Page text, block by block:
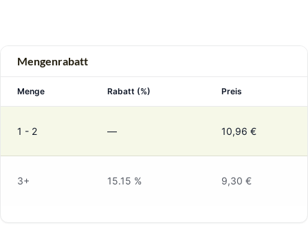
Mengenrabatt
Menge Rabatt (%) Preis
1 - 2 — 10,96 €
3+ 15.15 % 9,30 €